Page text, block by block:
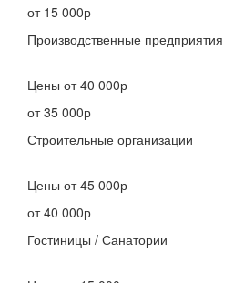
от 15 000р
Производственные предприятия
Цены от 40 000р
от 35 000р
Строительные организации
Цены от 45 000р
от 40 000р
Гостиницы / Санатории